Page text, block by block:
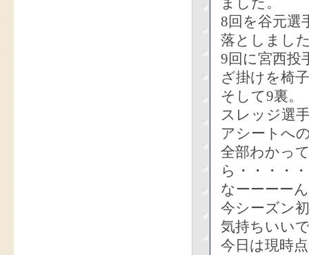
8回を谷元選
落としまし
9回に宮西投
ざ掛けを椅
そして9裏。
スレッジ選
アシートへ
全部わかっ
ら・・・・
なーーーー
今シーズン
気持ちいい
今日は現時